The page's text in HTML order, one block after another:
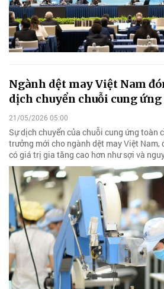
Ngành dệt may Việt Nam
dịch chuyển chuỗi cung ứng
21/05/2026 05:00
Sự dịch chuyển của chuỗi cung ứng toàn
trưởng mới cho ngành dệt may Việt Nam,
có giá trị gia tăng cao hơn như sợi và